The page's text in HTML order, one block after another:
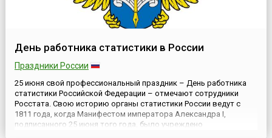
День работника статистики в России
Праздники России
25 июня свой профессиональный праздник – День работника
статистики Российской Федерации – отмечают сотрудники
Росстата. Свою историю органы статистики России ведут с
1811 года, когда Манифестом императора Александра I,
подписанного 25 июня того года, было учреждено